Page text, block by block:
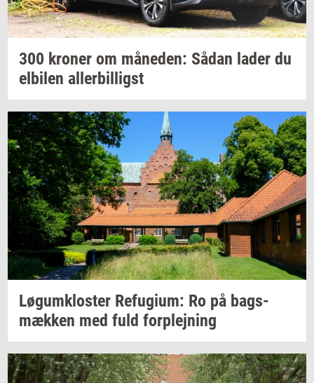
300 kro­ner om må­ne­den: Sådan lader du
el­bi­len al­ler­bil­ligst
Løgum­klo­ster Re­fu­gi­um: Ro på bags­
mæk­ken med fuld for­plej­ning